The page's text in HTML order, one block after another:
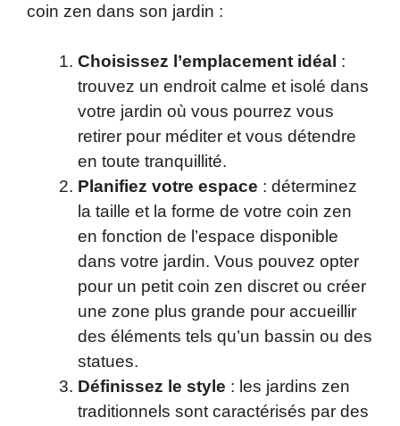
coin zen dans son jardin :
Choisissez l’emplacement idéal :
trouvez un endroit calme et isolé dans
votre jardin où vous pourrez vous
retirer pour méditer et vous détendre
en toute tranquillité.
Planifiez votre espace : déterminez
la taille et la forme de votre coin zen
en fonction de l’espace disponible
dans votre jardin. Vous pouvez opter
pour un petit coin zen discret ou créer
une zone plus grande pour accueillir
des éléments tels qu’un bassin ou des
statues.
Définissez le style : les jardins zen
traditionnels sont caractérisés par des